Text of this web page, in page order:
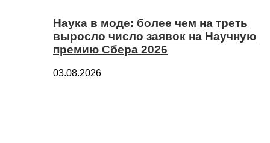
Наука в моде: более чем на треть
выросло число заявок на Научную
премию Сбера 2026
03.08.2026